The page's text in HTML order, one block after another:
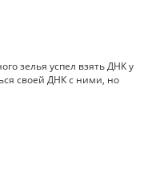
зелья успел взять ДНК у
своей ДНК с ними, но